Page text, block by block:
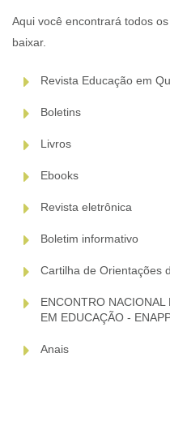
Aqui você encontrará todos
baixar.
Revista Educação em
Boletins
Livros
Ebooks
Revista eletrônica
Boletim informativo
Cartilha de Orientações
ENCONTRO NACIONAL
EM EDUCAÇÃO -
Anais